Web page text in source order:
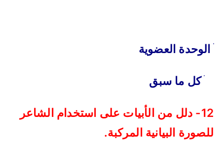
ׄ الوحدة العضوية
ׄ كل ما سبق
12- دلل من الأبيات على استخدام الشاعر
للصورة البيانية المركبة.